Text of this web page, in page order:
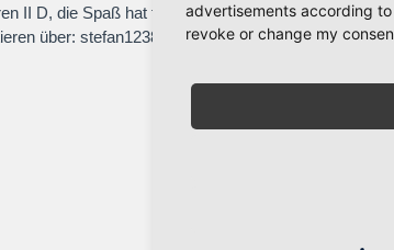
II D, die Spaß hat fast jeden Tag mit mir in der
über: stefan12387@web.de
advertisements according
revoke or change my